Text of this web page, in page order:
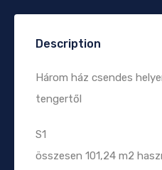
Description
Három ház csendes
tengertől
S1
összesen 101,24 m2